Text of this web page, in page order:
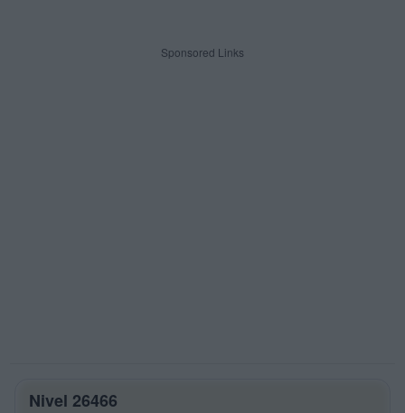
Sponsored Links
Nivel 26466